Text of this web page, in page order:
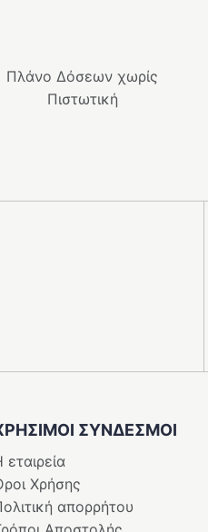
Πλάνο Δόσεων χωρίς
Πιστωτική
ΣΥΝΔΕΣΜΟΙ
εταιρεία
Χρήσης
απορρήτου